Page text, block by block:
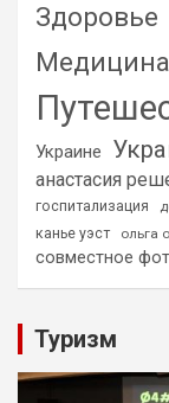
Здоровье
Медицина
Украине
анастасия
госпитализация
канье уэст
ольга
совместное
Туризм